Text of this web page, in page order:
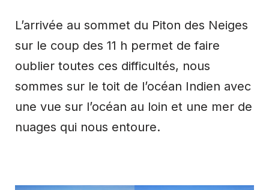
L’arrivée au sommet du Piton des Neiges
sur le coup des 11 h permet de faire
oublier toutes ces difficultés, nous
sommes sur le toit de l’océan Indien avec
une vue sur l’océan au loin et une mer de
nuages qui nous entoure.